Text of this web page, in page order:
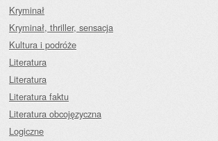
Kryminał
Kryminał, thriller, sensacja
Kultura i podróże
Literatura
Literatura
Literatura faktu
Literatura obcojęzyczna
Logiczne